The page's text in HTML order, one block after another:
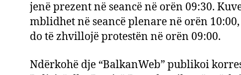
jenë prezent në seancë në orën 09:30.
mblidhet në seancë plenare në orën
do të zhvillojë protestën në orën 09:00.
Ndërkohë dje “BalkanWeb” publikoi